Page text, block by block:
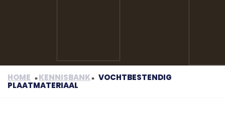
HOME » KENNISBANK» VOCHTBESTENDIG
PLAATMATERIAAL